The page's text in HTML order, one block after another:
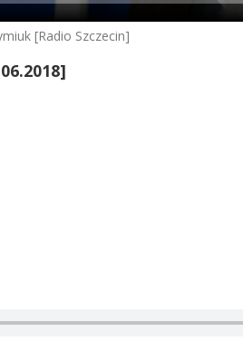
[Radio Szczecin]